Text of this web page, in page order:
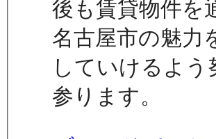
後も賃貸物件を
名古屋市の魅力
していけるよう
参ります。